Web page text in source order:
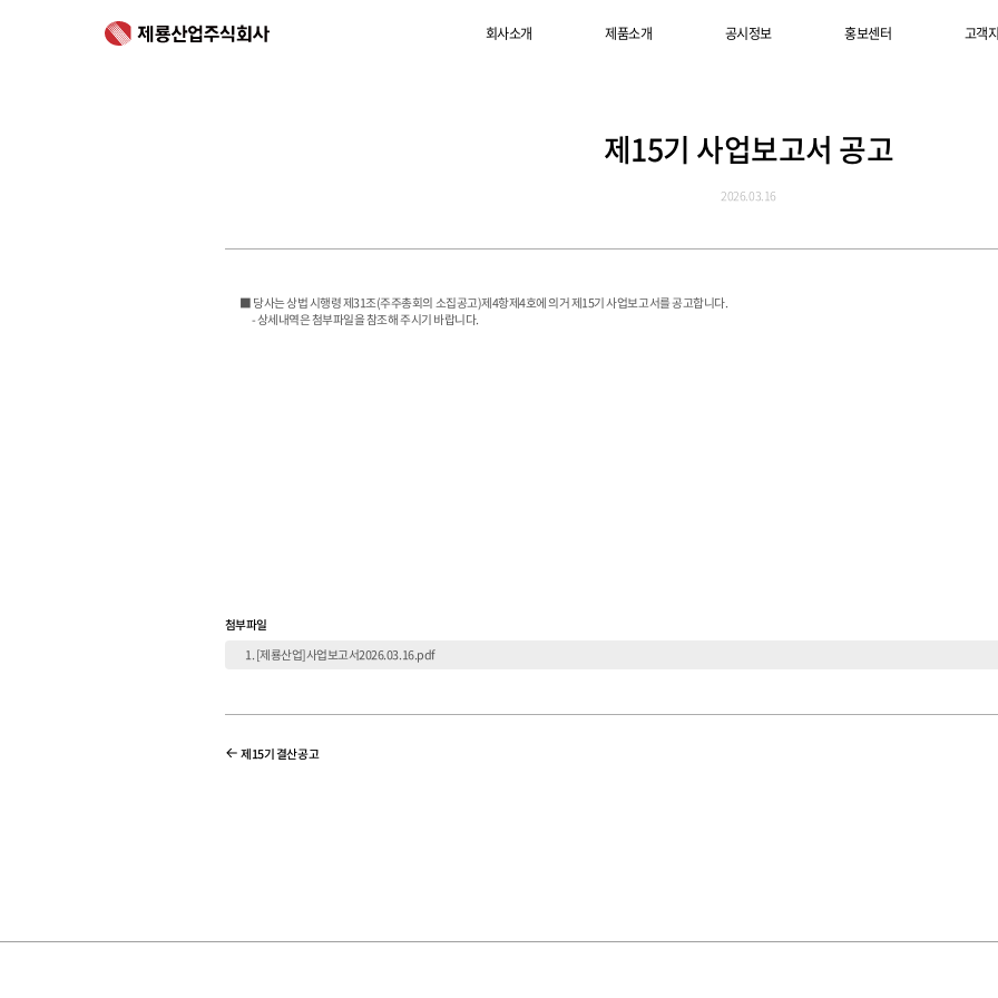
회사소개 제품소개 공시정보 홍보센터 고객
회사소개 제품소개 공시정보 홍보센터 고객
제15기 사업보고서 공고
2026.03.16
■ 당사는 상법 시행령 제31조(주주총회의 소집공고)제4항제4호에 의거 제15기 사업보고서를 공고합니다.
- 상세내역은 첨부파일을 참조해 주시기 바랍니다.
첨부파일
[제룡산업]사업보고서2026.03.16.pdf
제15기 결산공고